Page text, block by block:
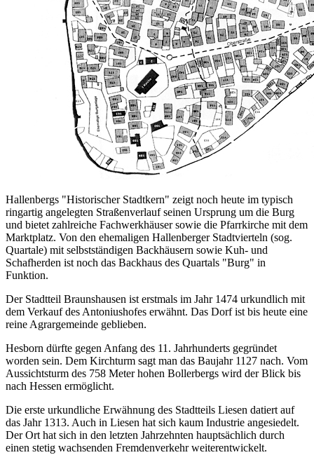
Hallenbergs "Historischer Stadtkern" zeigt noch heute im typisch
ringartig angelegten Straßenverlauf seinen Ursprung um die Burg
und bietet zahlreiche Fachwerkhäuser sowie die Pfarrkirche mit dem
Marktplatz. Von den ehemaligen Hallenberger Stadtvierteln (sog.
Quartale) mit selbstständigen Backhäusern sowie Kuh- und
Schafherden ist noch das Backhaus des Quartals "Burg" in
Funktion.
Der Stadtteil Braunshausen ist erstmals im Jahr 1474 urkundlich mit
dem Verkauf des Antoniushofes erwähnt. Das Dorf ist bis heute eine
reine Agrargemeinde geblieben.
Hesborn dürfte gegen Anfang des 11. Jahrhunderts gegründet
worden sein. Dem Kirchturm sagt man das Baujahr 1127 nach. Vom
Aussichtsturm des 758 Meter hohen Bollerbergs wird der Blick bis
nach Hessen ermöglicht.
Die erste urkundliche Erwähnung des Stadtteils Liesen datiert auf
das Jahr 1313. Auch in Liesen hat sich kaum Industrie angesiedelt.
Der Ort hat sich in den letzten Jahrzehnten hauptsächlich durch
einen stetig wachsenden Fremdenverkehr weiterentwickelt.